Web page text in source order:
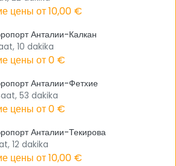
находятся ведущие крупные отели
можно найти множество кафе, баров,
Анталия предлагает различные
по туризму, но и ночную жизнь для
повеселиться до первого света утра.
которые спрятаны, необходимо
водопад Учансу, каньон Сападере,
и Гейикбайыры, Кызларсивриси, утес
пещера Тилкилер, плато Учолук, бухта
Корусахили, бухты Сазак и Дженевиз,
цены от10,00 €
Анталии-Калкан
10 dakika
цены от0 €
Анталии-Фетхие
53 dakika
цены от0 €
Анталии-Текирова
12 dakika
цены от10,00 €